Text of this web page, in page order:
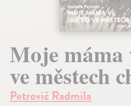
Moje
ve městech
Petrovič Radmila